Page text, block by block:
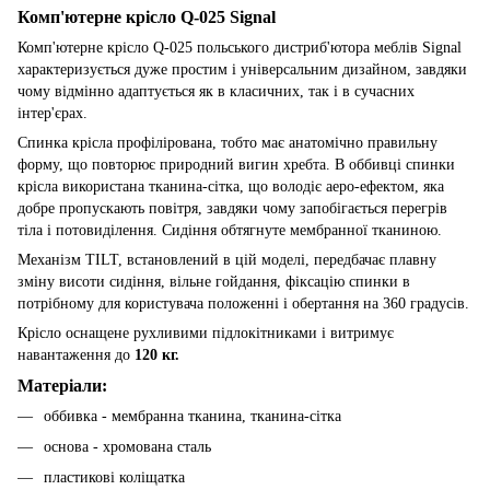
Комп'ютерне крісло Q-025 Signal
Комп'ютерне крісло Q-025 польського дистриб'ютора меблів Signal
характеризується дуже простим і універсальним дизайном, завдяки
чому відмінно адаптується як в класичних, так і в сучасних
інтер'єрах.
Спинка крісла профілірована, тобто має анатомічно правильну
форму, що повторює природний вигин хребта. В оббивці спинки
крісла використана тканина-сітка, що володіє аеро-ефектом, яка
добре пропускають повітря, завдяки чому запобігається перегрів
тіла і потовиділення. Сидіння обтягнуте мембранної тканиною.
Механізм TILT, встановлений в цій моделі, передбачає плавну
зміну висоти сидіння, вільне гойдання, фіксацію спинки в
потрібному для користувача положенні і обертання на 360 градусів.
Крісло оснащене рухливими підлокітниками і витримує
навантаження до 120 кг.
Матеріали:
оббивка - мембранна тканина, тканина-сітка
основа - хромована сталь
пластикові коліщатка